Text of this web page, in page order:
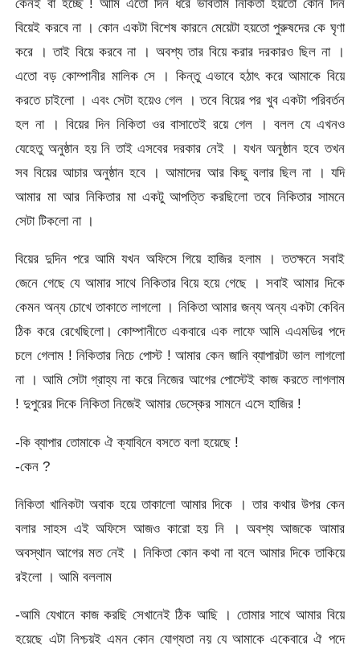
কেনই বা হচ্ছে ! আমি এতো দিন ধরে ভাবতাম নিকিতা হয়তো কোন দিন
বিয়েই করবে না । কোন একটা বিশেষ কারনে মেয়েটা হয়তো পুরুষদের কে ঘৃণা
করে । তাই বিয়ে করবে না । অবশ্য তার বিয়ে করার দরকারও ছিল না ।
এতো বড় কোম্পানীর মালিক সে । কিন্তু এভাবে হঠাৎ করে আমাকে বিয়ে
করতে চাইলো । এবং সেটা হয়েও গেল । তবে বিয়ের পর খুব একটা পরিবর্তন
হল না । বিয়ের দিন নিকিতা ওর বাসাতেই রয়ে গেল । বলল যে এখনও
যেহেতু অনুষ্ঠান হয় নি তাই এসবের দরকার নেই । যখন অনুষ্ঠান হবে তখন
সব বিয়ের আচার অনুষ্ঠান হবে । আমাদের আর কিছু বলার ছিল না । যদি
আমার মা আর নিকিতার মা একটু আপত্তি করছিলো তবে নিকিতার সামনে
সেটা টিকলো না ।
বিয়ের দুদিন পরে আমি যখন অফিসে গিয়ে হাজির হলাম । ততক্ষনে সবাই
জেনে গেছে যে আমার সাথে নিকিতার বিয়ে হয়ে গেছে । সবাই আমার দিকে
কেমন অন্য চোখে তাকাতে লাগলো । নিকিতা আমার জন্য অন্য একটা কেবিন
ঠিক করে রেখেছিলো। কোম্পানীতে একবারে এক লাফে আমি এএমডির পদে
চলে গেলাম ! নিকিতার নিচে পোস্ট ! আমার কেন জানি ব্যাপারটা ভাল লাগলো
না । আমি সেটা গ্রাহ্য না করে নিজের আগের পোস্টেই কাজ করতে লাগলাম
! দুপুরের দিকে নিকিতা নিজেই আমার ডেস্কের সামনে এসে হাজির !
-কি ব্যাপার তোমাকে ঐ ক্যাবিনে বসতে বলা হয়েছে !
-কেন ?
নিকিতা খানিকটা অবাক হয়ে তাকালো আমার দিকে । তার কথার উপর কেন
বলার সাহস এই অফিসে আজও কারো হয় নি । অবশ্য আজকে আমার
অবস্থান আগের মত নেই । নিকিতা কোন কথা না বলে আমার দিকে তাকিয়ে
রইলো । আমি বললাম
-আমি যেখানে কাজ করছি সেখানেই ঠিক আছি । তোমার সাথে আমার বিয়ে
হয়েছে এটা নিশ্চয়ই এমন কোন যোগ্যতা নয় যে আমাকে একেবারে ঐ পদে